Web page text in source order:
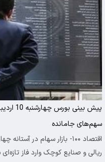
سهم‌های جا‌مانده
ریالی و صنایع کوچک وارد فاز